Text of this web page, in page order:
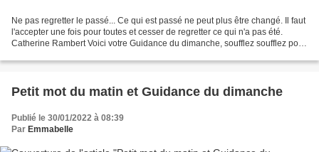
Ne pas regretter le passé... Ce qui est passé ne peut plus être changé. Il faut
l'accepter une fois pour toutes et cesser de regretter ce qui n'a pas été.
Catherine Rambert Voici votre Guidance du dimanche, soufflez soufflez pour
Petit mot du matin et Guidance du dimanche
Publié le 30/01/2022 à 08:39
Par Emmabelle